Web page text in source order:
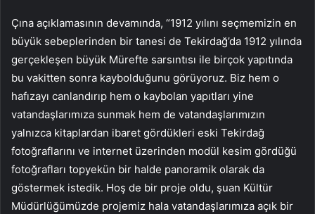
Çına açıklamasının devamında, “1912 yılını seçmemizin en
büyük sebeplerinden bir tanesi de Tekirdağ’da 1912 yılında
gerçekleşen büyük Mürefte sarsıntısı ile birçok yapıtında
bu vakitten sonra kaybolduğunu görüyoruz. Biz hem o
hafızayı canlandırıp hem o kaybolan yapıtları yine
vatandaşlarımıza sunmak hem de vatandaşlarımızın
yalnızca kitaplardan ibaret gördükleri eski Tekirdağ
fotoğraflarını ve internet üzerinden modül kesim gördüğü
fotoğrafları topyekün bir halde panoramik olarak da
göstermek istedik. Hoş de bir proje oldu, şuan Kültür
Müdürlüğümüzde projemiz hala vatandaşlarımıza açık bir